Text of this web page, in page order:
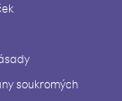
soukromých